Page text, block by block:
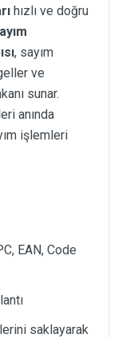
hızlı ve doğru
, sayım
ve
sunar.
anında
işlemleri
EAN, Code
saklayarak